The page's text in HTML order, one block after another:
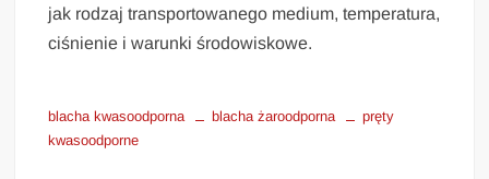
jak rodzaj transportowanego medium, temperatura,
ciśnienie i warunki środowiskowe.
blacha kwasoodporna blacha żaroodporna
pręty
kwasoodporne